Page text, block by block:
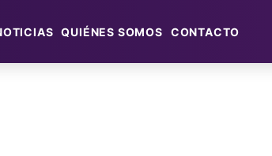
QUIÉNES SOMOS CONTACTO